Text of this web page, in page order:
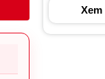
Thể tích